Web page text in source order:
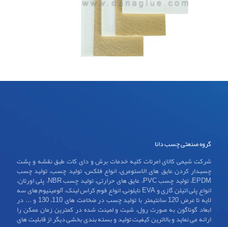
گروه صنعتی چسب دانا
شرکت شیمی کالای امرتات کلیه خدمات برش و دای کات طبق نقشه و پشت
چسبدار کردن عایق های الاستومری، انواع فلکس، تولید چسب، تولید چسب
EPDM، تولید چسب PVC، عایق های حرارتی، تولید چسب NBR، پلی اورتان،
انواع پلی اتیلن گازی و EVA نایلونی، انواع فوم کراس لینک، آلومینیوم های سه
لایه تا عرض 120 سانتیمتر با تولید چسب در ضخامت های 110، 130 و ... در
ابعاد گوناگون به صورت رول، شیت و لمینت شده در کمترین زمان ممکن را
ارائه می نماید و بالاترین کیفیت تولید و بسته بندی بخشی دیگر از قابلیت های